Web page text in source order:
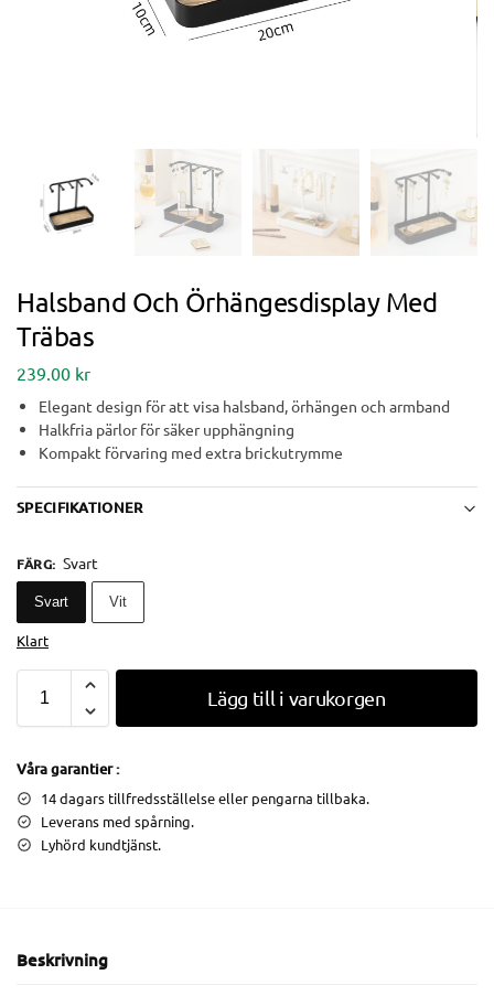
Halsband Och Örhängesdisplay Med
Träbas
239.00 kr
Elegant design för att visa halsband, örhängen och armband
Halkfria pärlor för säker upphängning
Kompakt förvaring med extra brickutrymme
SPECIFIKATIONER
FÄRG: Svart
Svart Vit
Klart
Lägg till i varukorgen
Våra garantier :
14 dagars tillfredsställelse eller pengarna tillbaka.
Leverans med spårning.
Lyhörd kundtjänst.
Beskrivning